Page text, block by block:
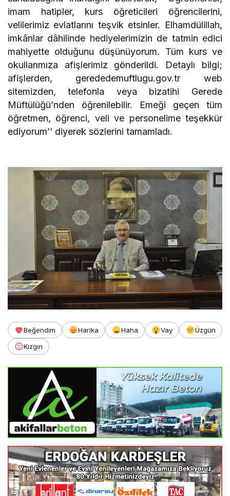
imam hatipler, kurs öğreticileri öğrencilerini,
velilerimiz evlatlarını teşvik etsinler. Elhamdülillah,
imkânlar dâhilinde hediyelerimizin de tatmin edici
mahiyette olduğunu düşünüyorum. Tüm kurs ve
okullarımıza afişlerimiz gönderildi. Detaylı bilgi;
afişlerden, gerededemuftlugu.gov.tr web
sitemizden, telefonla veya bizatihi Gerede
Müftülüğü’nden öğrenilebilir. Emeği geçen tüm
öğretmen, öğrenci, veli ve personelime teşekkür
ediyorum’’ diyerek sözlerini tamamladı.
Beğendim Harika Haha Vay
Üzgün
Kızgın